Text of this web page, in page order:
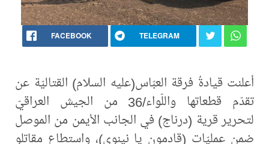
FACEBOOK TELEGRAM
أعلنت قيادةُ فرقة العبّاس(عليه السلام) القتاليّة عن
تقدّم قطعاتها واللّواء/36 من الجيش العراقيّ
لتحرير قرية (درناج) في الجانب الأيمن من الموصل
ضمن عمليّات (قادمون يا نينوى)، واستطاع مقاتلو